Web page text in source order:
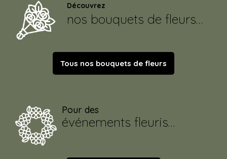
Découvrez
nos bouquets de fleurs…
Tous nos bouquets de fleurs
Pour des
événements fleuris…